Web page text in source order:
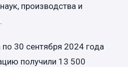
производства и
30 сентября 2024 года
получили 13 500